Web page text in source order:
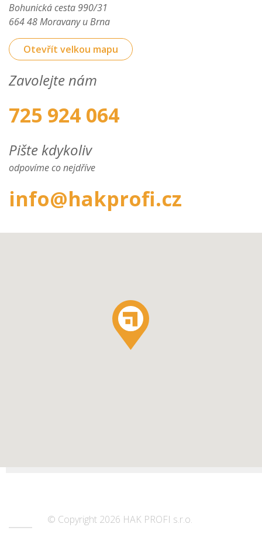
Bohunická cesta 990/31
664 48 Moravany u Brna
Otevřít velkou mapu
Zavolejte nám
725 924 064
Pište kdykoliv
odpovíme co nejdříve
info@hakprofi.cz
© Copyright 2026 HAK PROFI s.r.o.